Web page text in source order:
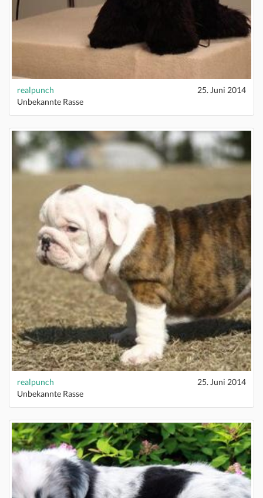
realpunch
25. Juni 2014
Unbekannte Rasse
realpunch
25. Juni 2014
Unbekannte Rasse